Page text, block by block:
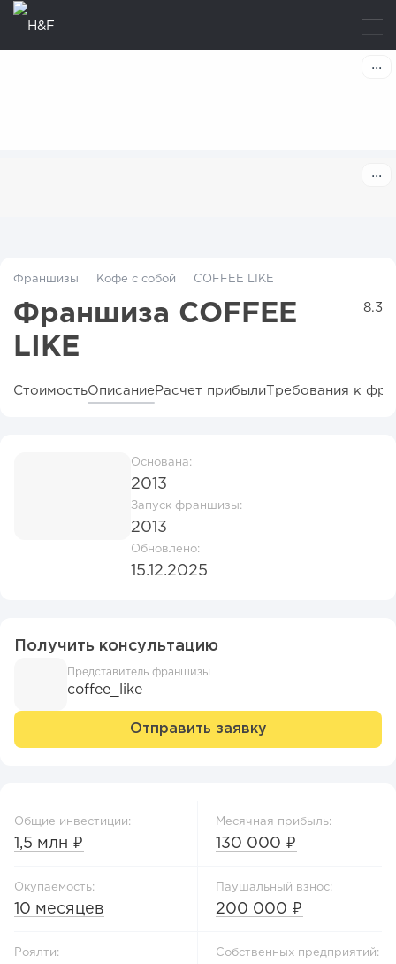
Франшизы Кофе с собой COFFEE LIKE
Франшиза COFFEE
LIKE
8.3
СтоимостьОписание Расчет прибыли Требования к
Основана:
2013
Запуск франшизы:
2013
Обновлено:
15.12.2025
Получить консультацию
Представитель франшизы
coffee_like
Отправить заявку
Общие инвестиции:
1,5 млн ₽
Месячная прибыль:
130 000 ₽
Окупаемость:
10 месяцев
Паушальный взнос:
200 000 ₽
Роялти: Собственных предприятий: